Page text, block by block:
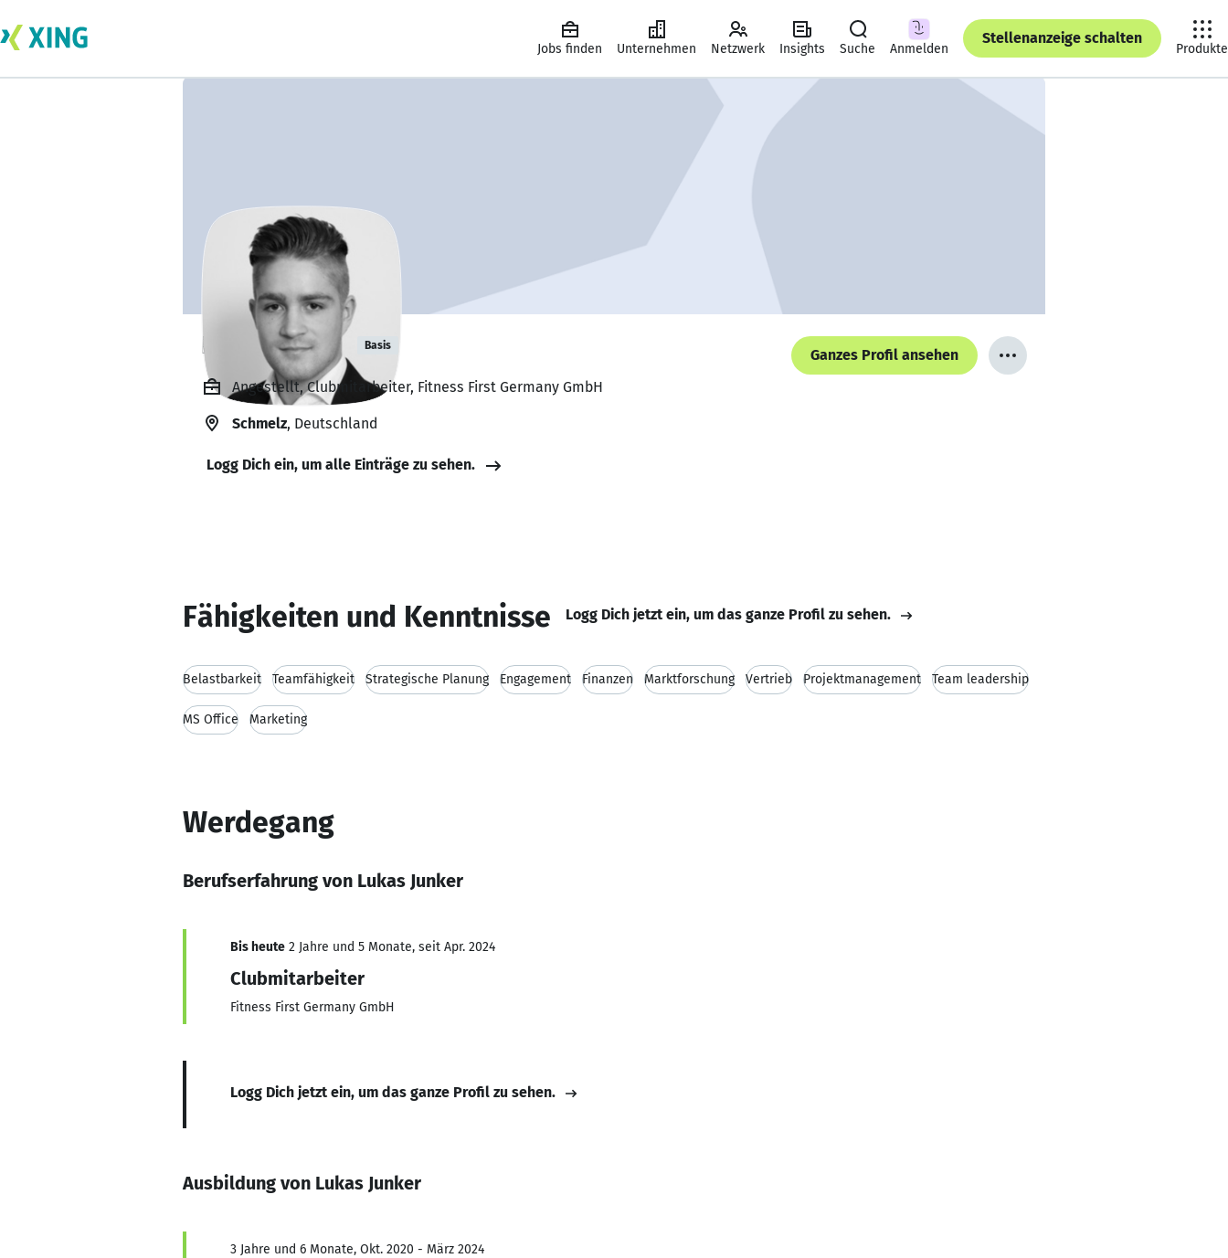
Jobs finden Unternehmen Netzwerk Insights Suche Anmelden
Stellenanzeige schalten
Produkte
Lukas Junker Basis
Ganzes Profil ansehen
Angestellt, Clubmitarbeiter, Fitness First Germany GmbH
Schmelz, Deutschland
Logg Dich ein, um alle Einträge zu sehen.
Fähigkeiten und Kenntnisse Logg Dich jetzt ein, um das ganze Profil zu sehen.
Belastbarkeit Teamfähigkeit Strategische Planung Engagement Finanzen Marktforschung Vertrieb Projektmanagement Team leadership
MS Office Marketing
Werdegang
Berufserfahrung von Lukas Junker
Bis heute 2 Jahre und 5 Monate, seit Apr. 2024
Clubmitarbeiter
Fitness First Germany GmbH
Logg Dich jetzt ein, um das ganze Profil zu sehen.
Ausbildung von Lukas Junker
3 Jahre und 6 Monate, Okt. 2020 - März 2024